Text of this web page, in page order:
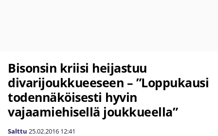
Bisonsin kriisi heijastuu
divarijoukkueeseen – ”Loppukausi
todennäköisesti hyvin
vajaamiehisellä joukkueella”
Salttu 25.02.2016 12:41